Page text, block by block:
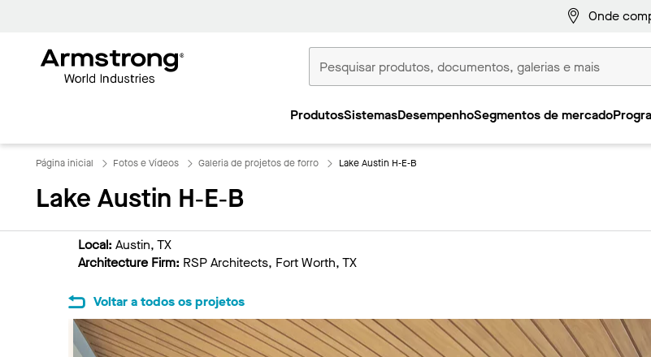
Onde
Início
ProdutosSistemasDesempenhoSegmentos de mercado
Página inicial Fotos e Vídeos Galeria de projetos de forro Lake Austin H‑E‑B
Lake Austin H‑E‑B
Local: Austin, TX
Architecture Firm: RSP Architects, Fort Worth, TX
Voltar a todos os projetos